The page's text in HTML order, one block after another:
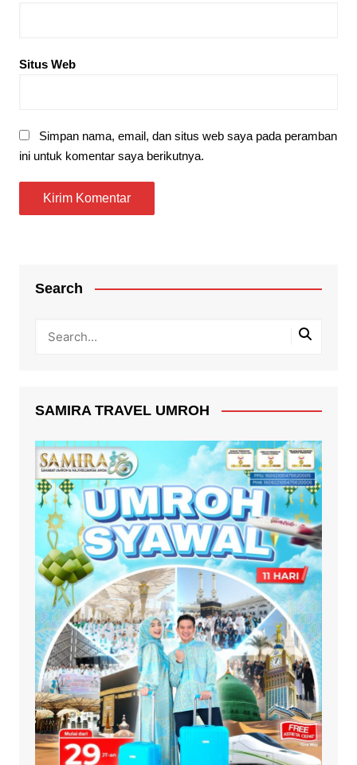
Situs Web
Simpan nama, email, dan situs web saya pada peramban
ini untuk komentar saya berikutnya.
Search
SAMIRA TRAVEL UMROH